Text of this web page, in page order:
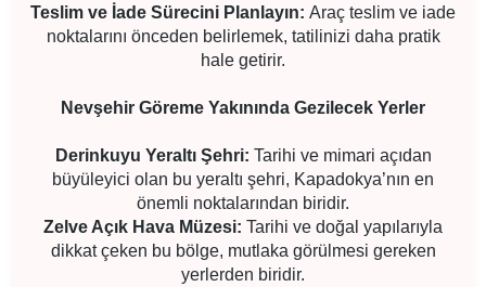
Teslim ve İade Sürecini Planlayın: Araç teslim ve iade
noktalarını önceden belirlemek, tatilinizi daha pratik
hale getirir.
Nevşehir Göreme Yakınında Gezilecek Yerler
Derinkuyu Yeraltı Şehri: Tarihi ve mimari açıdan
büyüleyici olan bu yeraltı şehri, Kapadokya’nın en
önemli noktalarından biridir.
Zelve Açık Hava Müzesi: Tarihi ve doğal yapılarıyla
dikkat çeken bu bölge, mutlaka görülmesi gereken
yerlerden biridir.